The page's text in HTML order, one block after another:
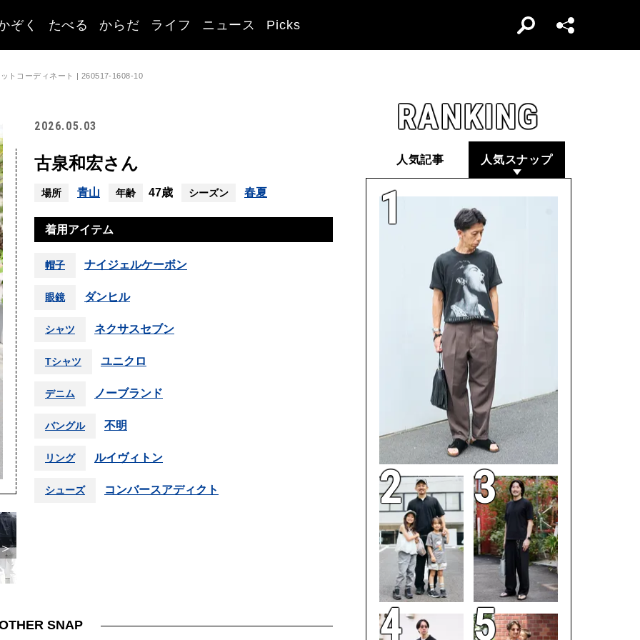
ぞく たべる からだ ライフ ニュース Picks
トコーディネート | 260517-1608-10
2026.05.03
古泉和宏さん
場所 青山 年齢 47歳 シーズン 春夏
着用アイテム
帽子 ナイジェルケーボン
眼鏡 ダンヒル
シャツ ネクサスセブン
Tシャツ ユニクロ
デニム ノーブランド
バングル 不明
リング ルイヴィトン
シューズ コンバースアディクト
SNAP
RANKING
人気記事 人気スナップ